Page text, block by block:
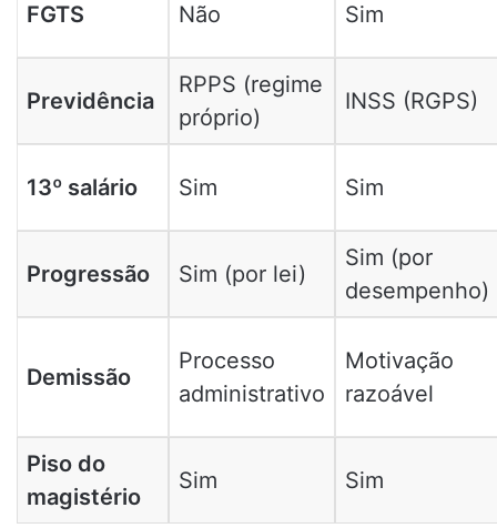
FGTS Não Sim
Previdência
RPPS (regime
próprio)
INSS (RGPS)
13º salário Sim Sim
Progressão Sim (por lei)
Sim (por
desempenho)
Demissão
Processo
administrativo
Motivação
razoável
Piso do
magistério
Sim Sim